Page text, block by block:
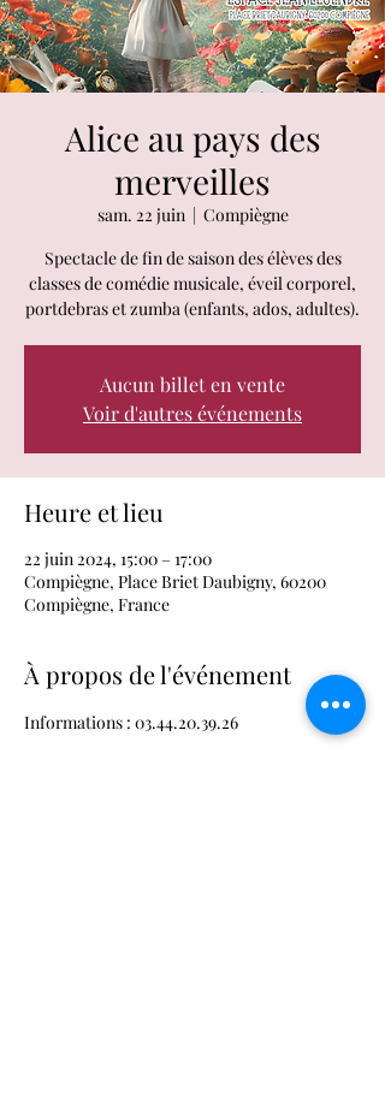
Alice au pays des
merveilles
sam. 22 juin
  |
Compiègne
Spectacle de fin de saison des élèves des
classes de comédie musicale, éveil corporel,
portdebras et zumba (enfants, ados, adultes).
Aucun billet en vente
Voir d'autres événements
Heure et lieu
22 juin 2024, 15:00 – 17:00
Compiègne, Place Briet Daubigny, 60200
Compiègne, France
À propos de l'événement
Informations : 03.44.20.39.26